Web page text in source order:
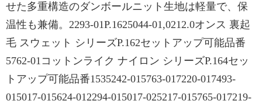
せた多重構造のダンボールニット生地は軽量で、保
温性も兼備。2293-01P.1625044-01,0212.0オンス 裏起
毛 スウェット シリーズP.162セットアップ可能品番
5762-01コットンライク ナイロン シリーズP.164セッ
トアップ可能品番1535242-015763-017220-017493-
015017-015624-012294-015017-025217-015765-017219-